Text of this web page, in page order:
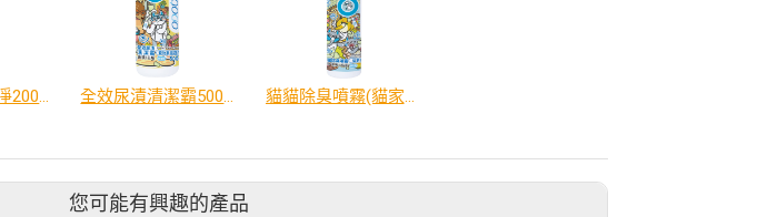
低敏植萃耳清淨200ml｜ECOCERT認證 全效尿漬清潔霸500ml 貓貓除臭噴霧(貓家庭適用)500ml
您可能有興趣的產品